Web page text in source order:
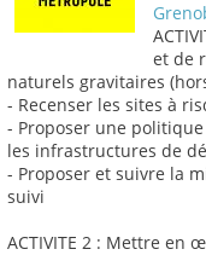
et de
naturels gravitaires
- Recenser les sites à
- Proposer une
les infrastructures de
- Proposer et suivre la
suivi
ACTIVITE 2 : Mettre en